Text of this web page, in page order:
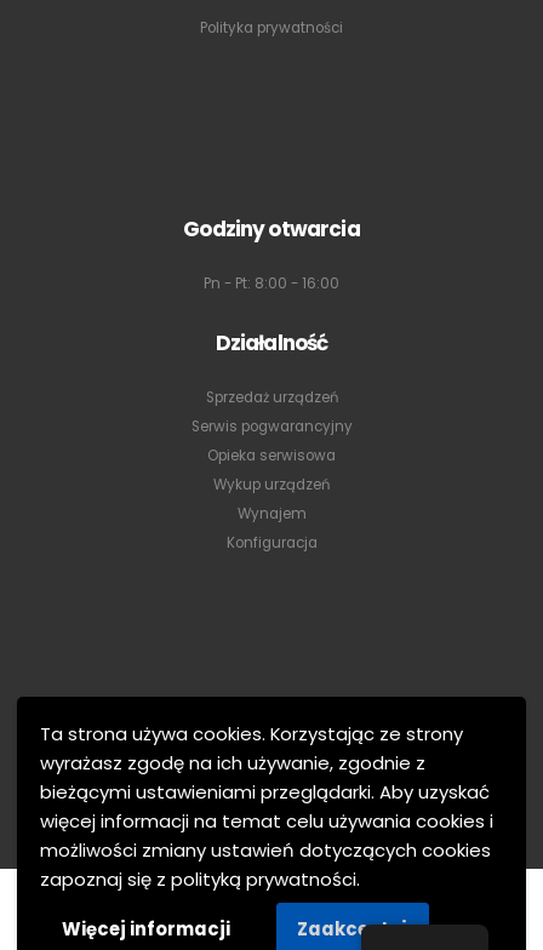
Ta strona używa cookies. Korzystając ze strony
wyrażasz zgodę na ich używanie, zgodnie z
bieżącymi ustawieniami przeglądarki. Aby uzyskać
więcej informacji na temat celu używania cookies i
możliwości zmiany ustawień dotyczących cookies
zapoznaj się z polityką prywatności.
Więcej informacji
Zaakceptuj
Polityka prywatności
Godziny otwarcia
Pn - Pt: 8:00 - 16:00
Działalność
Sprzedaż urządzeń
Serwis pogwarancyjny
Opieka serwisowa
Wykup urządzeń
Wynajem
Konfiguracja
MTJ Electronics © 2021. Wszelkie prawa zastrzeżone.